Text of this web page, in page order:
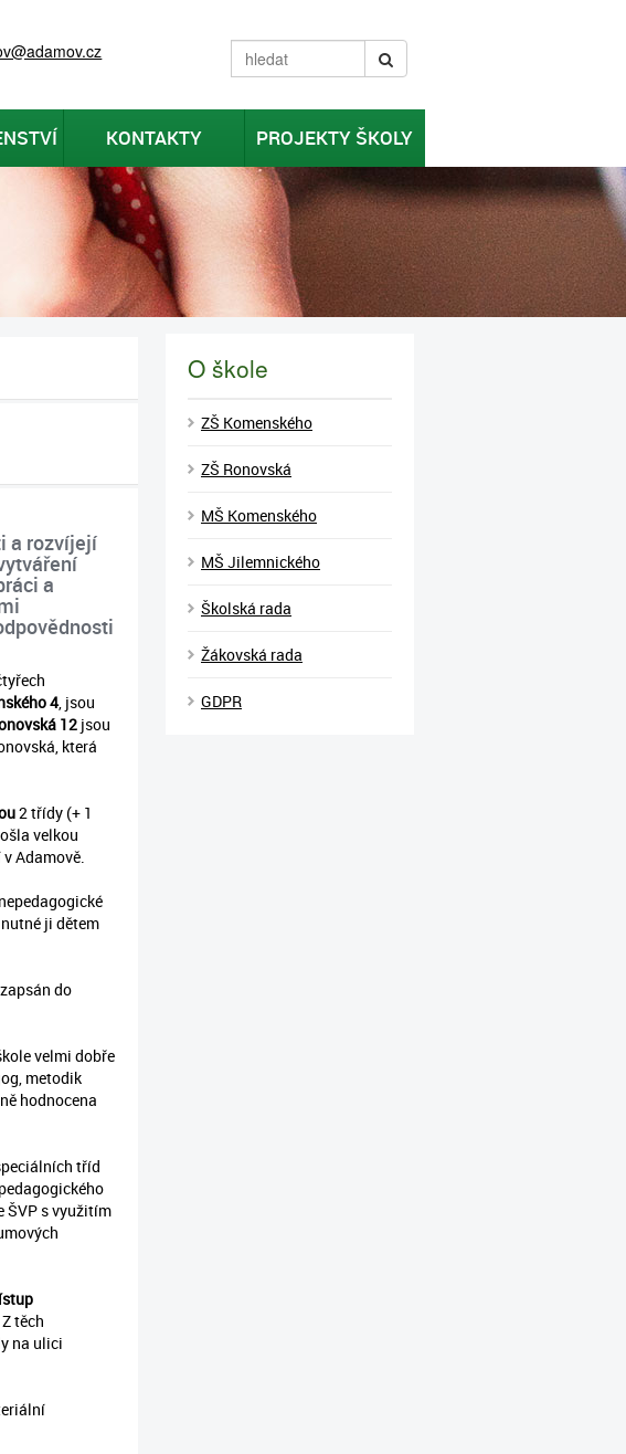
KONTAKTY PROJEKTY ŠKOLY
a rozvíjejí
a
4, jsou
12 jsou
která
2 třídy (+ 1
velkou
Adamově.
ji dětem
do
velmi dobře
metodik
hodnocena
tříd
ŠVP s využitím
těch
na ulici
O škole
ZŠ Komenského
ZŠ Ronovská
MŠ Komenského
MŠ Jilemnického
Školská rada
Žákovská rada
GDPR